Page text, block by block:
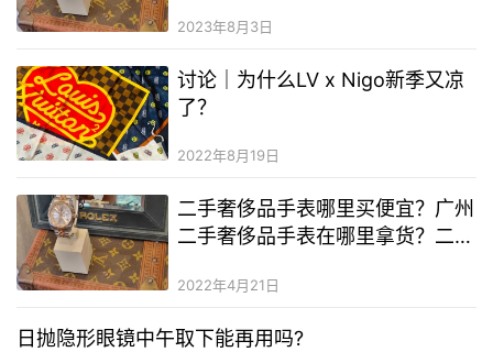
2023年8月3日
讨论｜为什么LV x Nigo新季又凉
了？
2022年8月19日
二手奢侈品手表哪里买便宜？广州
二手奢侈品手表在哪里拿货？二手
钱
2022年4月21日
日抛隐形眼镜中午取下能再用吗?